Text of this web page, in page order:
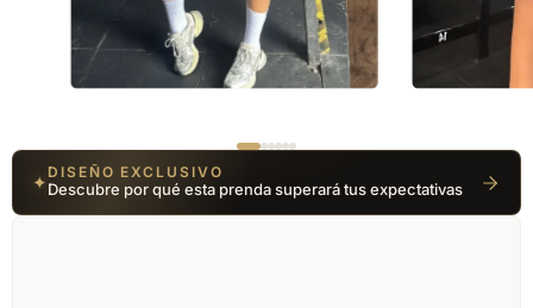
01 / 06
✦ DISEÑO EXCLUSIVO
Descubre por qué esta prenda superará tus expectativas